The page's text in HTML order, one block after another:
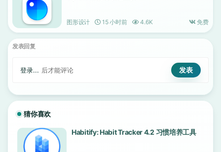
图形设计 15 小时前 4.6K 免费
发表回复
登录... 后才能评论
猜你喜欢
Habitify: Habit Tracker 4.2 习惯培养工具